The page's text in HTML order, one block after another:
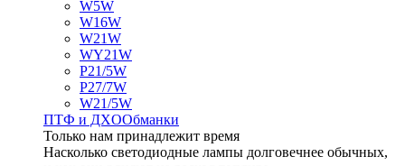
W5W
W16W
W21W
WY21W
P21/5W
P27/7W
W21/5W
ПТФ и ДXООбманки
Только нам принадлежит время
Насколько светодиодные лампы долговечнее обычных,